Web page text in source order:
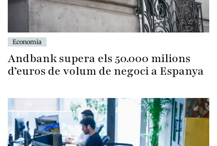
Economia
Andbank supera els 50.000 milions
d’euros de volum de negoci a Espanya